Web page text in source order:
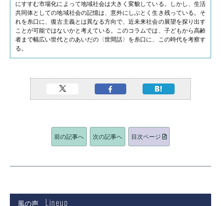
にすすむ市場化によって地域社会は大きく変貌している。しかし、生活
共同体としての地域社会の記憶は、意外にしぶとく生き残っている。そ
れを糸口に、復古主義とは異なる方向で、近未来社会の展望を探り出す
ことが可能ではないかと考えている。このコラムでは、子どもから高齢
者まで幅広い世代とのあいだの〈世間話〉を糸口に、この時代を考察す
る。
前の記事へ 次の記事へ 目次ページ
風の声 Lineup